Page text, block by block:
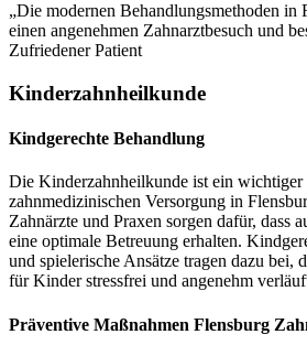
„Die modernen Behandlungsmethoden in
einen angenehmen Zahnarztbesuch und
Zufriedener Patient
Kinderzahnheilkunde
Kindgerechte Behandlung
Die Kinderzahnheilkunde ist ein wichtiger
zahnmedizinischen Versorgung in
Zahnärzte und Praxen sorgen dafür, dass
eine optimale Betreuung erhalten.
und spielerische Ansätze tragen dazu bei,
für Kinder stressfrei und angenehm
Präventive Maßnahmen Flensburg